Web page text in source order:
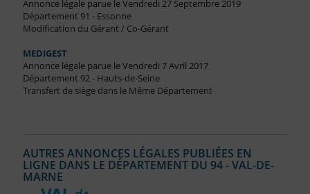
Annonce légale parue le Vendredi 27 Septembre 2019
Département 91 - Essonne
Modification du Gérant / Co-Gérant
MEDIGEST
Annonce légale parue le Vendredi 7 Avril 2017
Département 92 - Hauts-de-Seine
Transfert de siège dans le Même Département
AUTRES ANNONCES LÉGALES PUBLIÉES EN
LIGNE DANS LE DÉPARTEMENT DU 94 - VAL-DE-
MARNE